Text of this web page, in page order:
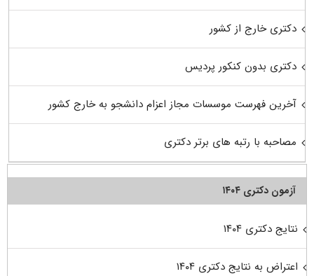
دکتری خارج از کشور
دکتری بدون کنکور پردیس
آخرین فهرست موسسات مجاز اعزام دانشجو به خارج کشور
مصاحبه با رتبه های برتر دکتری
آزمون دکتری ۱۴۰۴
نتایج دکتری ۱۴۰۴
اعتراض به نتایج دکتری ۱۴۰۴